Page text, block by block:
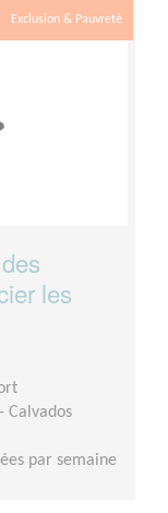
Exclusion & Pauvreté
les
Calvados
par semaine